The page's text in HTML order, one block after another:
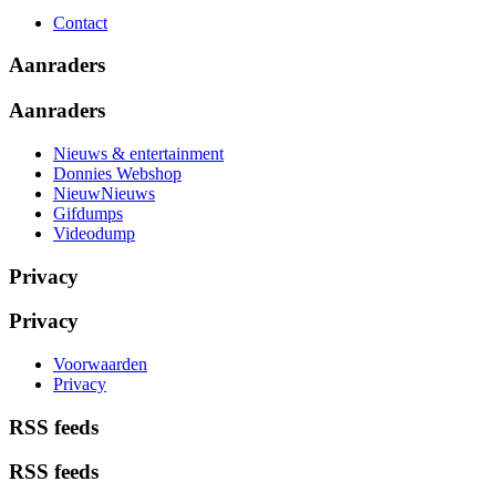
Contact
Aanraders
Aanraders
Nieuws & entertainment
Donnies Webshop
NieuwNieuws
Gifdumps
Videodump
Privacy
Privacy
Voorwaarden
Privacy
RSS feeds
RSS feeds